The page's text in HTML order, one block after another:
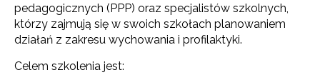
pedagogicznych (PPP) oraz specjalistów szkolnych,
którzy zajmują się w swoich szkołach planowaniem
działań z zakresu wychowania i profilaktyki.
Celem szkolenia jest: